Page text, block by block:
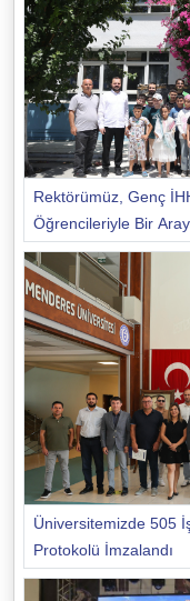
Rektörümüz, Genç
Öğrencileriyle Bir
Üniversitemizde 505
Protokolü İmzalandı